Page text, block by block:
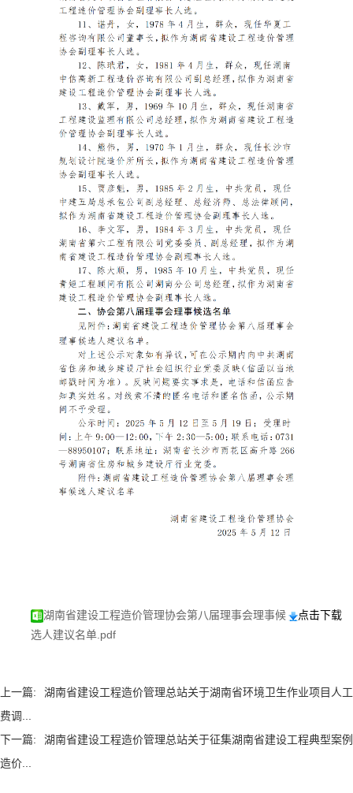
点击下载
湖南省建设工程造价管理协会第八届理事会理事候
选人建议名单.pdf
上一篇:
湖南省建设工程造价管理总站关于湖南省环境卫生作业项目人工
费调...
下一篇:
湖南省建设工程造价管理总站关于征集湖南省建设工程典型案例
造价...